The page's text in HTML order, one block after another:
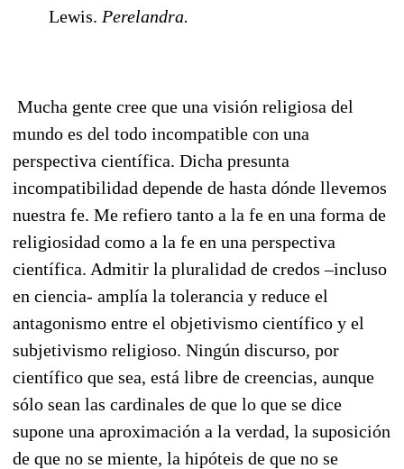
Lewis. Perelandra.
Mucha gente cree que una visión religiosa del
mundo es del todo incompatible con una
perspectiva científica. Dicha presunta
incompatibilidad depende de hasta dónde llevemos
nuestra fe. Me refiero tanto a la fe en una forma de
religiosidad como a la fe en una perspectiva
científica. Admitir la pluralidad de credos –incluso
en ciencia- amplía la tolerancia y reduce el
antagonismo entre el objetivismo científico y el
subjetivismo religioso. Ningún discurso, por
científico que sea, está libre de creencias, aunque
sólo sean las cardinales de que lo que se dice
supone una aproximación a la verdad, la suposición
de que no se miente, la hipóteis de que no se